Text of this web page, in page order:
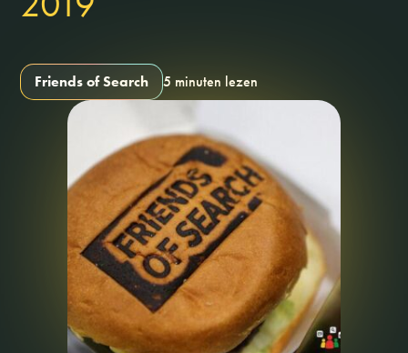
Friends of Search 5 minuten lezen